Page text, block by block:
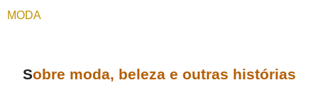
MODA
Sobre moda, beleza e outras histórias